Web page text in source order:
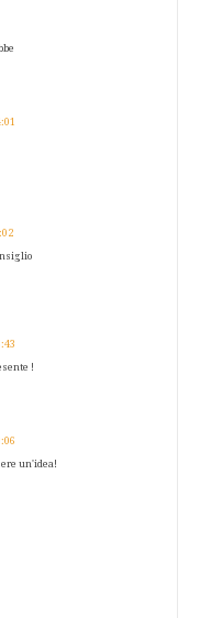
!
un'idea!